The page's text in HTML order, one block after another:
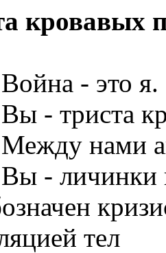
кровавых
- это я.
нами
тел